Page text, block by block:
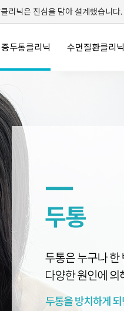
리닉은 진심을 담아 설계했습니다.
두통클리닉 수면질환클리닉